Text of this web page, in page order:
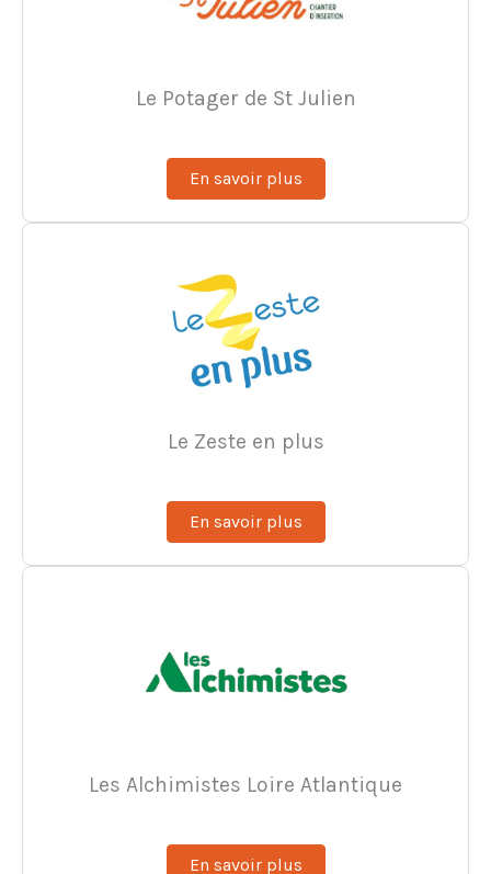
Le Potager de St Julien
En savoir plus
Le Zeste en plus
En savoir plus
Les Alchimistes Loire Atlantique
En savoir plus